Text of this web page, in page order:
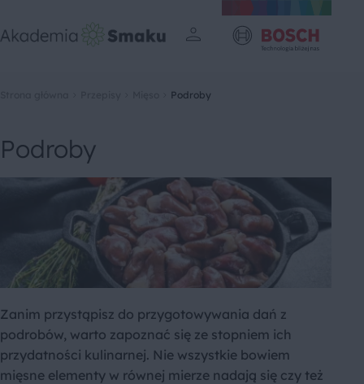
Podroby
Podroby
Zanim przystąpisz do przygotowywania dań z
podrobów, warto zapoznać się ze stopniem ich
przydatności kulinarnej. Nie wszystkie bowiem
mięsne elementy w równej mierze nadają się czy też